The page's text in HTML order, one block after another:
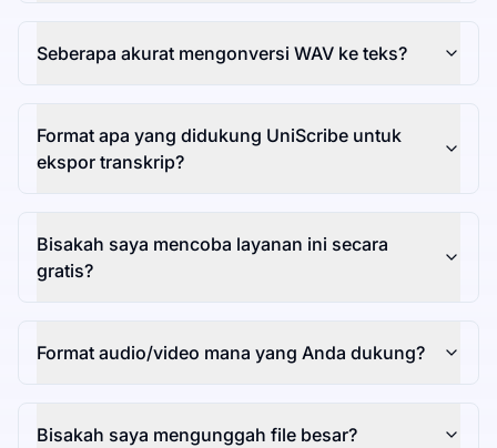
Seberapa akurat mengonversi WAV ke teks?
Format apa yang didukung UniScribe untuk
ekspor transkrip?
Bisakah saya mencoba layanan ini secara
gratis?
Format audio/video mana yang Anda dukung?
Bisakah saya mengunggah file besar?